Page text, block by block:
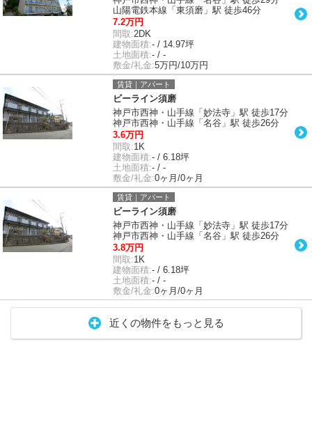
山陽電鉄本線「東須磨」駅 徒歩46分
7.2万円
間取:2DK
建物面積:- / 14.97坪
土地面積:- / -
敷金/礼金:5万円/10万円
賃貸｜アパート
ビーライン須磨
神戸市西神・山手線「妙法寺」駅 徒歩17分
神戸市西神・山手線「名谷」駅 徒歩26分
3.6万円
間取:1K
建物面積:- / 6.18坪
土地面積:- / -
敷金/礼金:0ヶ月/0ヶ月
賃貸｜アパート
ビーライン須磨
神戸市西神・山手線「妙法寺」駅 徒歩17分
神戸市西神・山手線「名谷」駅 徒歩26分
3.8万円
間取:1K
建物面積:- / 6.18坪
土地面積:- / -
敷金/礼金:0ヶ月/0ヶ月
近くの物件をもっと見る